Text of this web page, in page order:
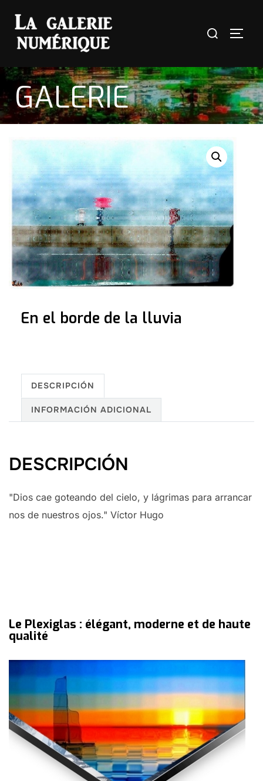
GALERIE
En el borde de la lluvia
DESCRIPCIÓN
INFORMACIÓN ADICIONAL
DESCRIPCIÓN
"Dios cae goteando del cielo, y lágrimas para arrancar
nos de nuestros ojos." Víctor Hugo
Le Plexiglas : élégant, moderne et de haute
qualité